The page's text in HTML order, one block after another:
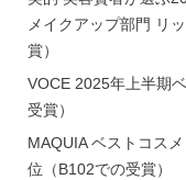
メイクアップ部門 リ
賞）
VOCE 2025年上半期
受賞）
MAQUIA ベストコス
位（B102での受賞）